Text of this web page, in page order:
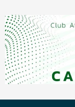
al
contenido